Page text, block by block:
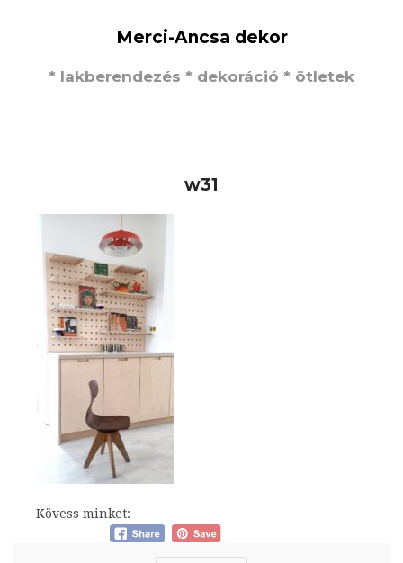
Merci-Ancsa dekor
* lakberendezés * dekoráció * ötletek
w31
Kövess minket: